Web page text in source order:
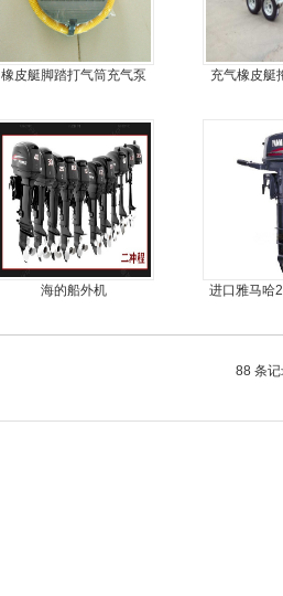
橡皮艇脚踏打气筒充气泵
充气橡皮艇
海的船外机
进口雅马哈
88 条